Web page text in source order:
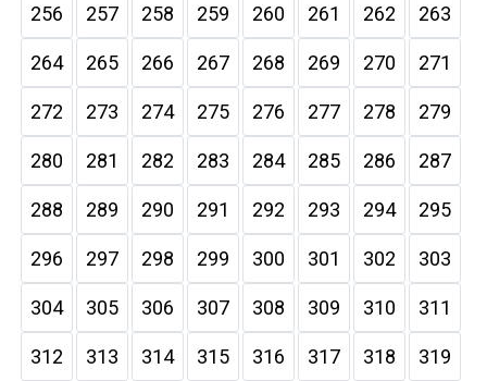
256 257 258 259 260 261 262 263
264 265 266 267 268 269 270 271
272 273 274 275 276 277 278 279
280 281 282 283 284 285 286 287
288 289 290 291 292 293 294 295
296 297 298 299 300 301 302 303
304 305 306 307 308 309 310 311
312 313 314 315 316 317 318 319